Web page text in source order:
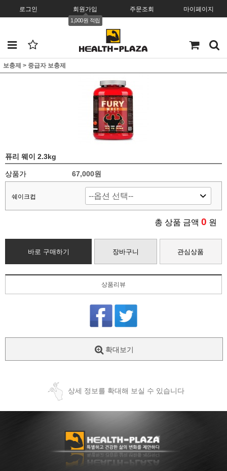
로그인 회원가입
1,000원 적립
주문조회 마이페이지
보충제 > 중급자 보충제
퓨리 웨이 2.3kg
상품가 67,000원
쉐이크컵
총 상품 금액 0 원
바로 구매하기 장바구니 관심상품
상품리뷰
확대보기
상세 정보를 확대해 보실 수 있습니다